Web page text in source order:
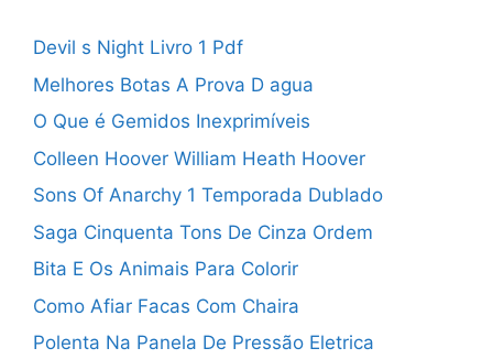
Devil s Night Livro 1 Pdf
Melhores Botas A Prova D agua
O Que é Gemidos Inexprimíveis
Colleen Hoover William Heath Hoover
Sons Of Anarchy 1 Temporada Dublado
Saga Cinquenta Tons De Cinza Ordem
Bita E Os Animais Para Colorir
Como Afiar Facas Com Chaira
Polenta Na Panela De Pressão Eletrica